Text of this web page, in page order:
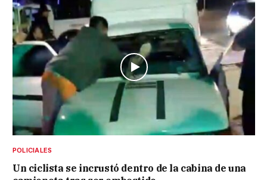
POLICIALES
Un ciclista se incrustó dentro de la cabina de una